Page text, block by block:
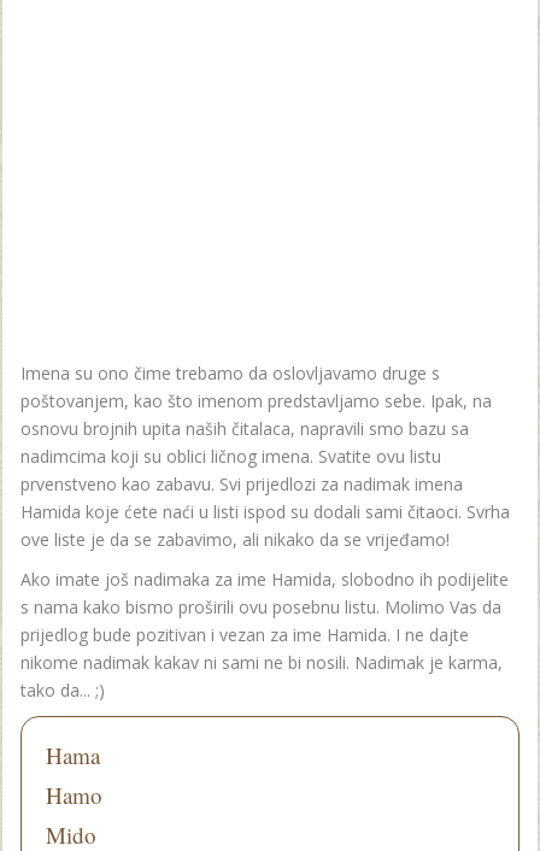
Imena su ono čime trebamo da oslovljavamo druge s
poštovanjem, kao što imenom predstavljamo sebe. Ipak, na
osnovu brojnih upita naših čitalaca, napravili smo bazu sa
nadimcima koji su oblici ličnog imena. Svatite ovu listu
prvenstveno kao zabavu. Svi prijedlozi za nadimak imena
Hamida koje ćete naći u listi ispod su dodali sami čitaoci. Svrha
ove liste je da se zabavimo, ali nikako da se vrijeđamo!
Ako imate još nadimaka za ime Hamida, slobodno ih podijelite
s nama kako bismo proširili ovu posebnu listu. Molimo Vas da
prijedlog bude pozitivan i vezan za ime Hamida. I ne dajte
nikome nadimak kakav ni sami ne bi nosili. Nadimak je karma,
tako da... ;)
Hama
Hamo
Mido